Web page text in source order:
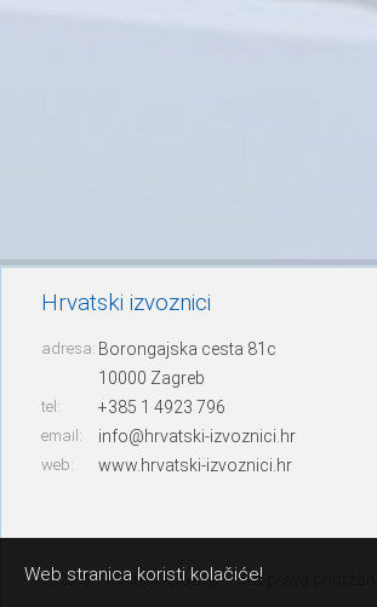
Hrvatski izvoznici
adresa: Borongajska cesta 81c
10000 Zagreb
tel: +385 1 4923 796
email: info@hrvatski-izvoznici.hr
web: www.hrvatski-izvoznici.hr
© 2013. Hrvatski izvoznici – sva prava pridržana
Web stranica koristi kolačiće!